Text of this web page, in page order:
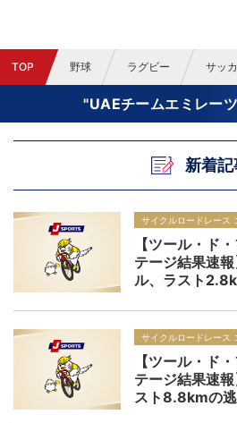
TOP 野球 ラグビー サッ
"UAEチームエミレー
新着記
サイクルロードレース
【ツール・ド
テージ結果速
ル、ラスト
秒まで詰める
ョーヌはヴィン
サイクルロードレース
【ツール・ド
テージ結果速
スト8.8kmの逃